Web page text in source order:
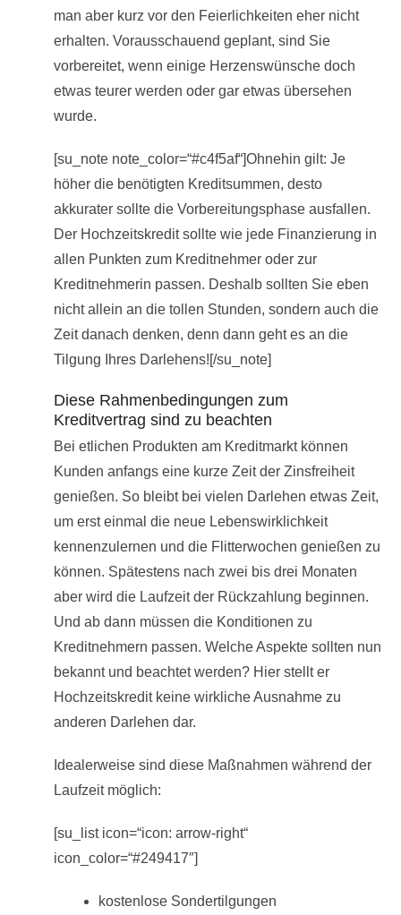
man aber kurz vor den Feierlichkeiten eher nicht
erhalten. Vorausschauend geplant, sind Sie
vorbereitet, wenn einige Herzenswünsche doch
etwas teurer werden oder gar etwas übersehen
wurde.
[su_note note_color=“#c4f5af“]Ohnehin gilt: Je
höher die benötigten Kreditsummen, desto
akkurater sollte die Vorbereitungsphase ausfallen.
Der Hochzeitskredit sollte wie jede Finanzierung in
allen Punkten zum Kreditnehmer oder zur
Kreditnehmerin passen. Deshalb sollten Sie eben
nicht allein an die tollen Stunden, sondern auch die
Zeit danach denken, denn dann geht es an die
Tilgung Ihres Darlehens![/su_note]
Diese Rahmenbedingungen zum
Kreditvertrag sind zu beachten
Bei etlichen Produkten am Kreditmarkt können
Kunden anfangs eine kurze Zeit der Zinsfreiheit
genießen. So bleibt bei vielen Darlehen etwas Zeit,
um erst einmal die neue Lebenswirklichkeit
kennenzulernen und die Flitterwochen genießen zu
können. Spätestens nach zwei bis drei Monaten
aber wird die Laufzeit der Rückzahlung beginnen.
Und ab dann müssen die Konditionen zu
Kreditnehmern passen. Welche Aspekte sollten nun
bekannt und beachtet werden? Hier stellt er
Hochzeitskredit keine wirkliche Ausnahme zu
anderen Darlehen dar.
Idealerweise sind diese Maßnahmen während der
Laufzeit möglich:
[su_list icon=“icon: arrow-right“
icon_color=“#249417″]
kostenlose Sondertilgungen